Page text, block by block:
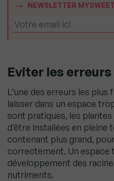
NEWSLETTER
Eviter les
L’une des erreurs les
laisser dans un espace
sont pratiques, les
d’être installées en pleine
contenant plus grand,
correctement. Un espace
développement des
nutriments.